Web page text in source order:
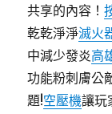
共享的內容！
乾乾淨淨滅火
中減少發炎高
功能粉刺膚公
題!空壓機讓玩